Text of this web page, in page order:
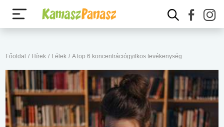
Főoldal / Hírek / Lélek / A top 6 koncentrációgyilkos tevékenység